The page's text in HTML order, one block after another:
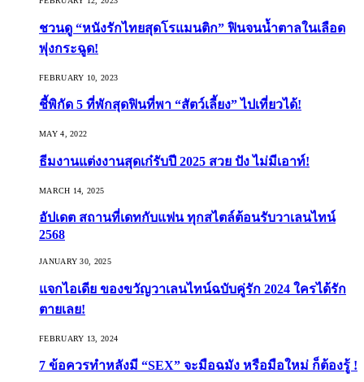
ชวนดู “หนังรักไทยสุดโรแมนติก” ฟินจนน้ำตาลในเลือด
พุ่งกระฉูด!
FEBRUARY 10, 2023
ชี้พิกัด 5 ที่พักสุดฟินที่พา “สัตว์เลี้ยง” ไปเที่ยวได้!
MAY 4, 2022
ธีมงานแต่งงานสุดเก๋รับปี 2025 สวย ปัง ไม่มีเอาท์!
MARCH 14, 2025
อัปเดต สถานที่เดทกับแฟน ทุกสไตล์ต้อนรับวาเลนไทน์
2568
JANUARY 30, 2025
แจกไอเดีย ของขวัญวาเลนไทน์ฉบับคู่รัก 2024 ใครได้รัก
ตายเลย!
FEBRUARY 13, 2024
7 ข้อควรทำหลังมี “SEX” จะมือฉมัง หรือมือใหม่ ก็ต้องรู้ !